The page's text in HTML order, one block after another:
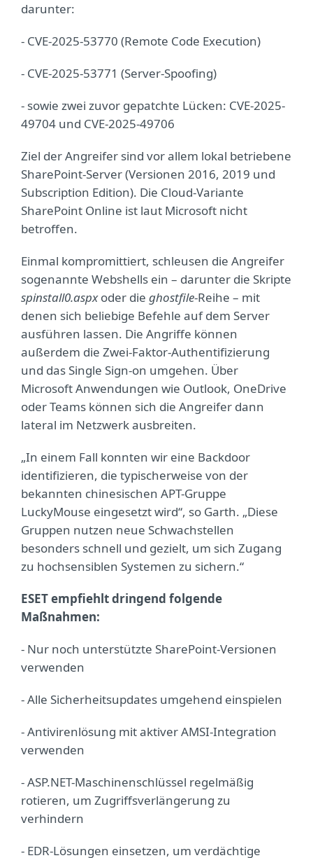
darunter:
- CVE-2025-53770 (Remote Code Execution)
- CVE-2025-53771 (Server-Spoofing)
- sowie zwei zuvor gepatchte Lücken: CVE-2025-
49704 und CVE-2025-49706
Ziel der Angreifer sind vor allem lokal betriebene
SharePoint-Server (Versionen 2016, 2019 und
Subscription Edition). Die Cloud-Variante
SharePoint Online ist laut Microsoft nicht
betroffen.
Einmal kompromittiert, schleusen die Angreifer
sogenannte Webshells ein – darunter die Skripte
spinstall0.aspxoder die ghostfile-Reihe – mit
denen sich beliebige Befehle auf dem Server
ausführen lassen. Die Angriffe können
außerdem die Zwei-Faktor-Authentifizierung
und das Single Sign-on umgehen. Über
Microsoft Anwendungen wie Outlook, OneDrive
oder Teams können sich die Angreifer dann
lateral im Netzwerk ausbreiten.
„In einem Fall konnten wir eine Backdoor
identifizieren, die typischerweise von der
bekannten chinesischen APT-Gruppe
LuckyMouse eingesetzt wird“, so Garth. „Diese
Gruppen nutzen neue Schwachstellen
besonders schnell und gezielt, um sich Zugang
zu hochsensiblen Systemen zu sichern.“
ESET empfiehlt dringend folgende
Maßnahmen:
- Nur noch unterstützte SharePoint-Versionen
verwenden
- Alle Sicherheitsupdates umgehend einspielen
- Antivirenlösung mit aktiver AMSI-Integration
verwenden
- ASP.NET-Maschinenschlüssel regelmäßig
rotieren, um Zugriffsverlängerung zu
verhindern
- EDR-Lösungen einsetzen, um verdächtige